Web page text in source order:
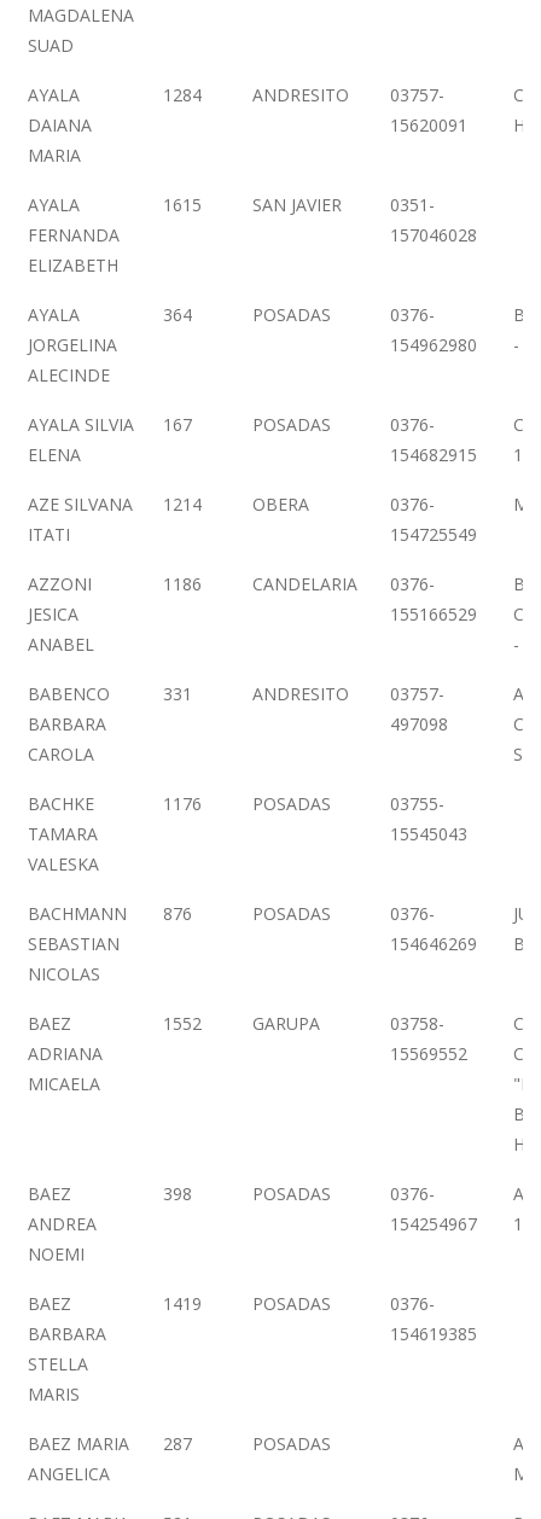
MAGDALENA
SUAD
AYALA
DAIANA
MARIA
1284 ANDRESITO
03757-
15620091
AYALA
FERNANDA
ELIZABETH
1615 SAN JAVIER
0351-
157046028
AYALA
JORGELINA
ALECINDE
364 POSADAS
0376-
154962980
-
AYALA SILVIA
ELENA
167 POSADAS
0376-
154682915
AZE SILVANA
ITATI
1214 OBERA
0376-
154725549
AZZONI
JESICA
ANABEL
1186 CANDELARIA
0376-
155166529
Bº
-
BABENCO
BARBARA
CAROLA
331 ANDRESITO
03757-
497098
AV.
S/N
BACHKE
TAMARA
VALESKA
1176 POSADAS
03755-
15545043
BACHMANN
SEBASTIAN
NICOLAS
876 POSADAS
0376-
154646269
BAEZ
ADRIANA
MICAELA
1552 GARUPA
03758-
15569552
B°
BAEZ
ANDREA
NOEMI
398 POSADAS
0376-
154254967
1º
BAEZ
BARBARA
STELLA
MARIS
1419 POSADAS
0376-
154619385
BAEZ MARIA
ANGELICA
287 POSADAS